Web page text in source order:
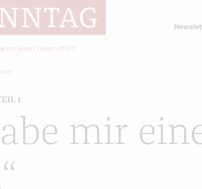
mir einen Traum erfüllt“
mir
1